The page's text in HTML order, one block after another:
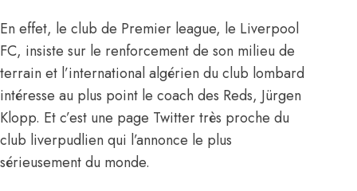
En effet, le club de Premier league, le Liverpool
FC, insiste sur le renforcement de son milieu de
terrain et l’international algérien du club lombard
intéresse au plus point le coach des Reds, Jürgen
Klopp. Et c’est une page Twitter très proche du
club liverpudlien qui l’annonce le plus
sérieusement du monde.